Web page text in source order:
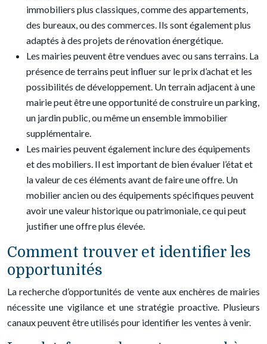
immobiliers plus classiques, comme des appartements,
des bureaux, ou des commerces. Ils sont également plus
adaptés à des projets de rénovation énergétique.
Les mairies peuvent être vendues avec ou sans terrains. La
présence de terrains peut influer sur le prix d’achat et les
possibilités de développement. Un terrain adjacent à une
mairie peut être une opportunité de construire un parking,
un jardin public, ou même un ensemble immobilier
supplémentaire.
Les mairies peuvent également inclure des équipements
et des mobiliers. Il est important de bien évaluer l’état et
la valeur de ces éléments avant de faire une offre. Un
mobilier ancien ou des équipements spécifiques peuvent
avoir une valeur historique ou patrimoniale, ce qui peut
justifier une offre plus élevée.
Comment trouver et identifier les
opportunités
La recherche d’opportunités de vente aux enchères de mairies
nécessite une vigilance et une stratégie proactive. Plusieurs
canaux peuvent être utilisés pour identifier les ventes à venir.